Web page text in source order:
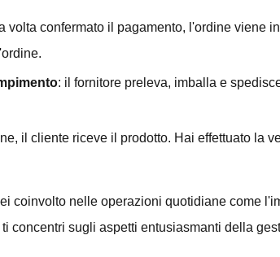
volta confermato il pagamento, l'ordine viene
: il fornitore preleva, imballa e
il cliente riceve il prodotto. Hai effettuato la
coinvolto nelle operazioni quotidiane come
concentri sugli aspetti entusiasmanti della